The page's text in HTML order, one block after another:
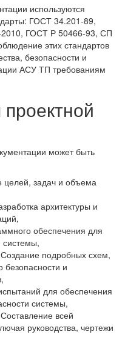
используются
ГОСТ 34.201-89,
ГОСТ Р 50466-93, СП
этих стандартов
безопасности и
АСУ ТП требованиям
может быть
целей, задач и объема
архитектуры и
обеспечения для
системы,
подробных схем,
безопасности и
для обеспечения
системы,
всей
руководства, чертежи